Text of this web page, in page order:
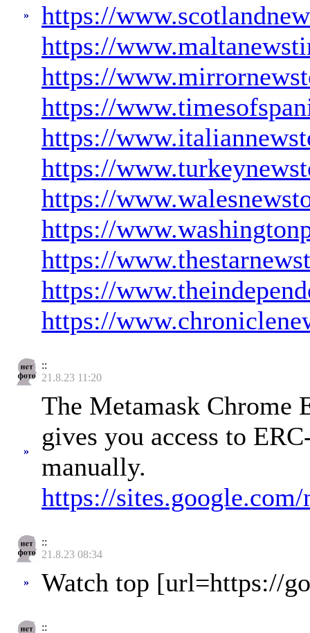
»
https://
https://
https://
https://
https://
https://
https://
https://
https://
https://
https://
::
21.8.23 11:20
»
The Metamask Chrome
gives you access to
manually.
https://
::
21.8.23 08:34
» Watch top [url=https://
::